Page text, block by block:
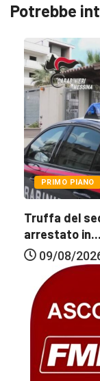
Potrebbe
PRIMO PIANO
Truffa del
arrestato in...
09/08/2026